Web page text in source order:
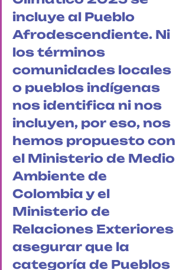
incluye al Pueblo
Afrodescendiente. Ni
los términos
comunidades locales
o pueblos indígenas
nos identifica ni nos
incluyen, por eso, nos
hemos propuesto con
el Ministerio de Medio
Ambiente de
Colombia y el
Ministerio de
Relaciones Exteriores
asegurar que la
categoría de Pueblos